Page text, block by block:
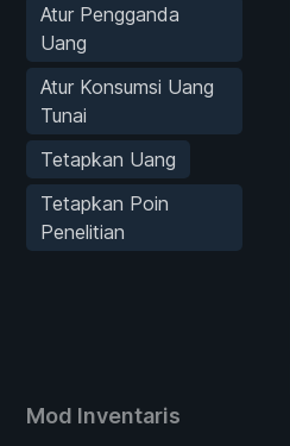
Atur Pengganda
Uang
Atur Konsumsi Uang
Tunai
Tetapkan Uang
Tetapkan Poin
Penelitian
Mod Inventaris